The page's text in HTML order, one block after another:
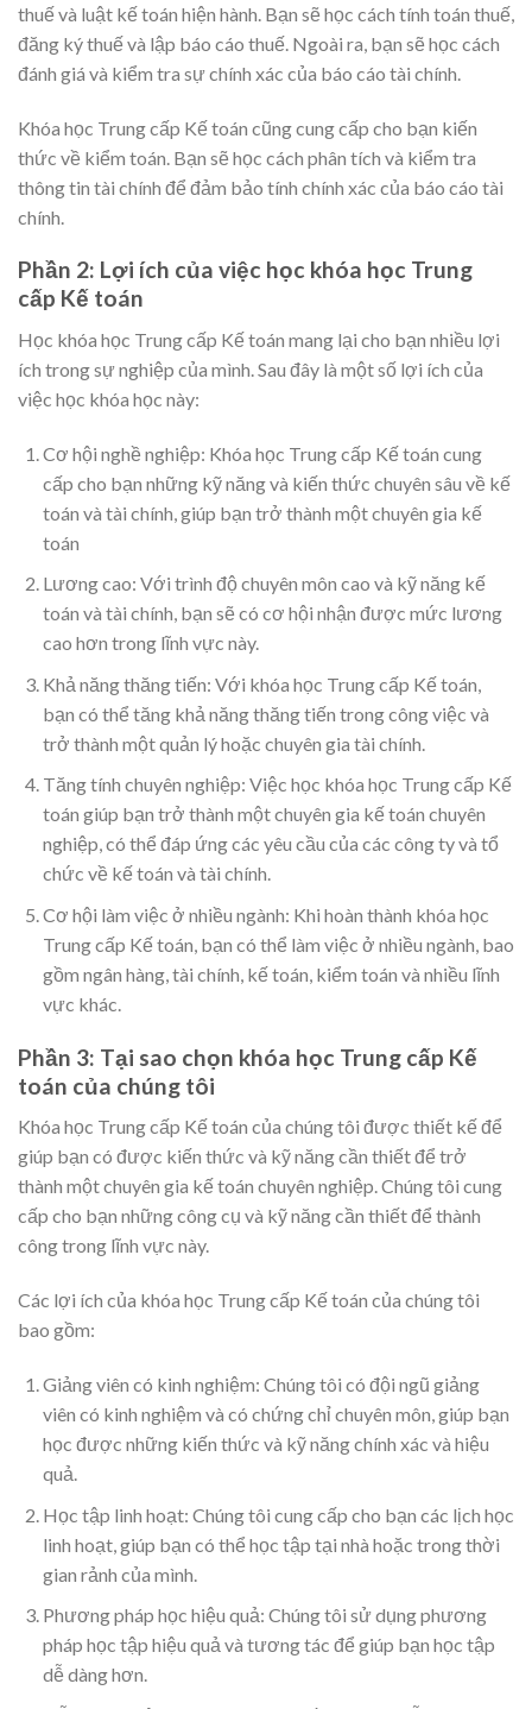
thuế và luật kế toán hiện hành. Bạn sẽ học cách tính toán thuế,
đăng ký thuế và lập báo cáo thuế. Ngoài ra, bạn sẽ học cách
đánh giá và kiểm tra sự chính xác của báo cáo tài chính.
Khóa học Trung cấp Kế toán cũng cung cấp cho bạn kiến
thức về kiểm toán. Bạn sẽ học cách phân tích và kiểm tra
thông tin tài chính để đảm bảo tính chính xác của báo cáo tài
chính.
Phần 2: Lợi ích của việc học khóa học Trung
cấp Kế toán
Học khóa học Trung cấp Kế toán mang lại cho bạn nhiều lợi
ích trong sự nghiệp của mình. Sau đây là một số lợi ích của
việc học khóa học này:
Cơ hội nghề nghiệp: Khóa học Trung cấp Kế toán cung
cấp cho bạn những kỹ năng và kiến thức chuyên sâu về kế
toán và tài chính, giúp bạn trở thành một chuyên gia kế
toán
Lương cao: Với trình độ chuyên môn cao và kỹ năng kế
toán và tài chính, bạn sẽ có cơ hội nhận được mức lương
cao hơn trong lĩnh vực này.
Khả năng thăng tiến: Với khóa học Trung cấp Kế toán,
bạn có thể tăng khả năng thăng tiến trong công việc và
trở thành một quản lý hoặc chuyên gia tài chính.
Tăng tính chuyên nghiệp: Việc học khóa học Trung cấp Kế
toán giúp bạn trở thành một chuyên gia kế toán chuyên
nghiệp, có thể đáp ứng các yêu cầu của các công ty và tổ
chức về kế toán và tài chính.
Cơ hội làm việc ở nhiều ngành: Khi hoàn thành khóa học
Trung cấp Kế toán, bạn có thể làm việc ở nhiều ngành, bao
gồm ngân hàng, tài chính, kế toán, kiểm toán và nhiều lĩnh
vực khác.
Phần 3: Tại sao chọn khóa học Trung cấp Kế
toán của chúng tôi
Khóa học Trung cấp Kế toán của chúng tôi được thiết kế để
giúp bạn có được kiến thức và kỹ năng cần thiết để trở
thành một chuyên gia kế toán chuyên nghiệp. Chúng tôi cung
cấp cho bạn những công cụ và kỹ năng cần thiết để thành
công trong lĩnh vực này.
Các lợi ích của khóa học Trung cấp Kế toán của chúng tôi
bao gồm:
Giảng viên có kinh nghiệm: Chúng tôi có đội ngũ giảng
viên có kinh nghiệm và có chứng chỉ chuyên môn, giúp bạn
học được những kiến thức và kỹ năng chính xác và hiệu
quả.
Học tập linh hoạt: Chúng tôi cung cấp cho bạn các lịch học
linh hoạt, giúp bạn có thể học tập tại nhà hoặc trong thời
gian rảnh của mình.
Phương pháp học hiệu quả: Chúng tôi sử dụng phương
pháp học tập hiệu quả và tương tác để giúp bạn học tập
dễ dàng hơn.